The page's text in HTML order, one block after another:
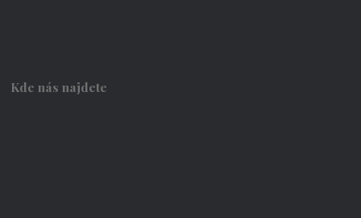
Kde nás najdete